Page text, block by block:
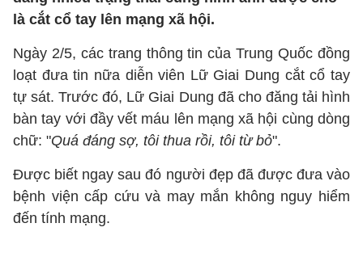
là cắt cổ tay lên mạng xã hội.
Ngày 2/5, các trang thông tin của Trung Quốc đồng
loạt đưa tin nữa diễn viên Lữ Giai Dung cắt cổ tay
tự sát. Trước đó, Lữ Giai Dung đã cho đăng tải hình
bàn tay với đầy vết máu lên mạng xã hội cùng dòng
chữ: "Quá đáng sợ, tôi thua rồi, tôi từ bỏ".
Được biết ngay sau đó người đẹp đã được đưa vào
bệnh viện cấp cứu và may mắn không nguy hiểm
đến tính mạng.